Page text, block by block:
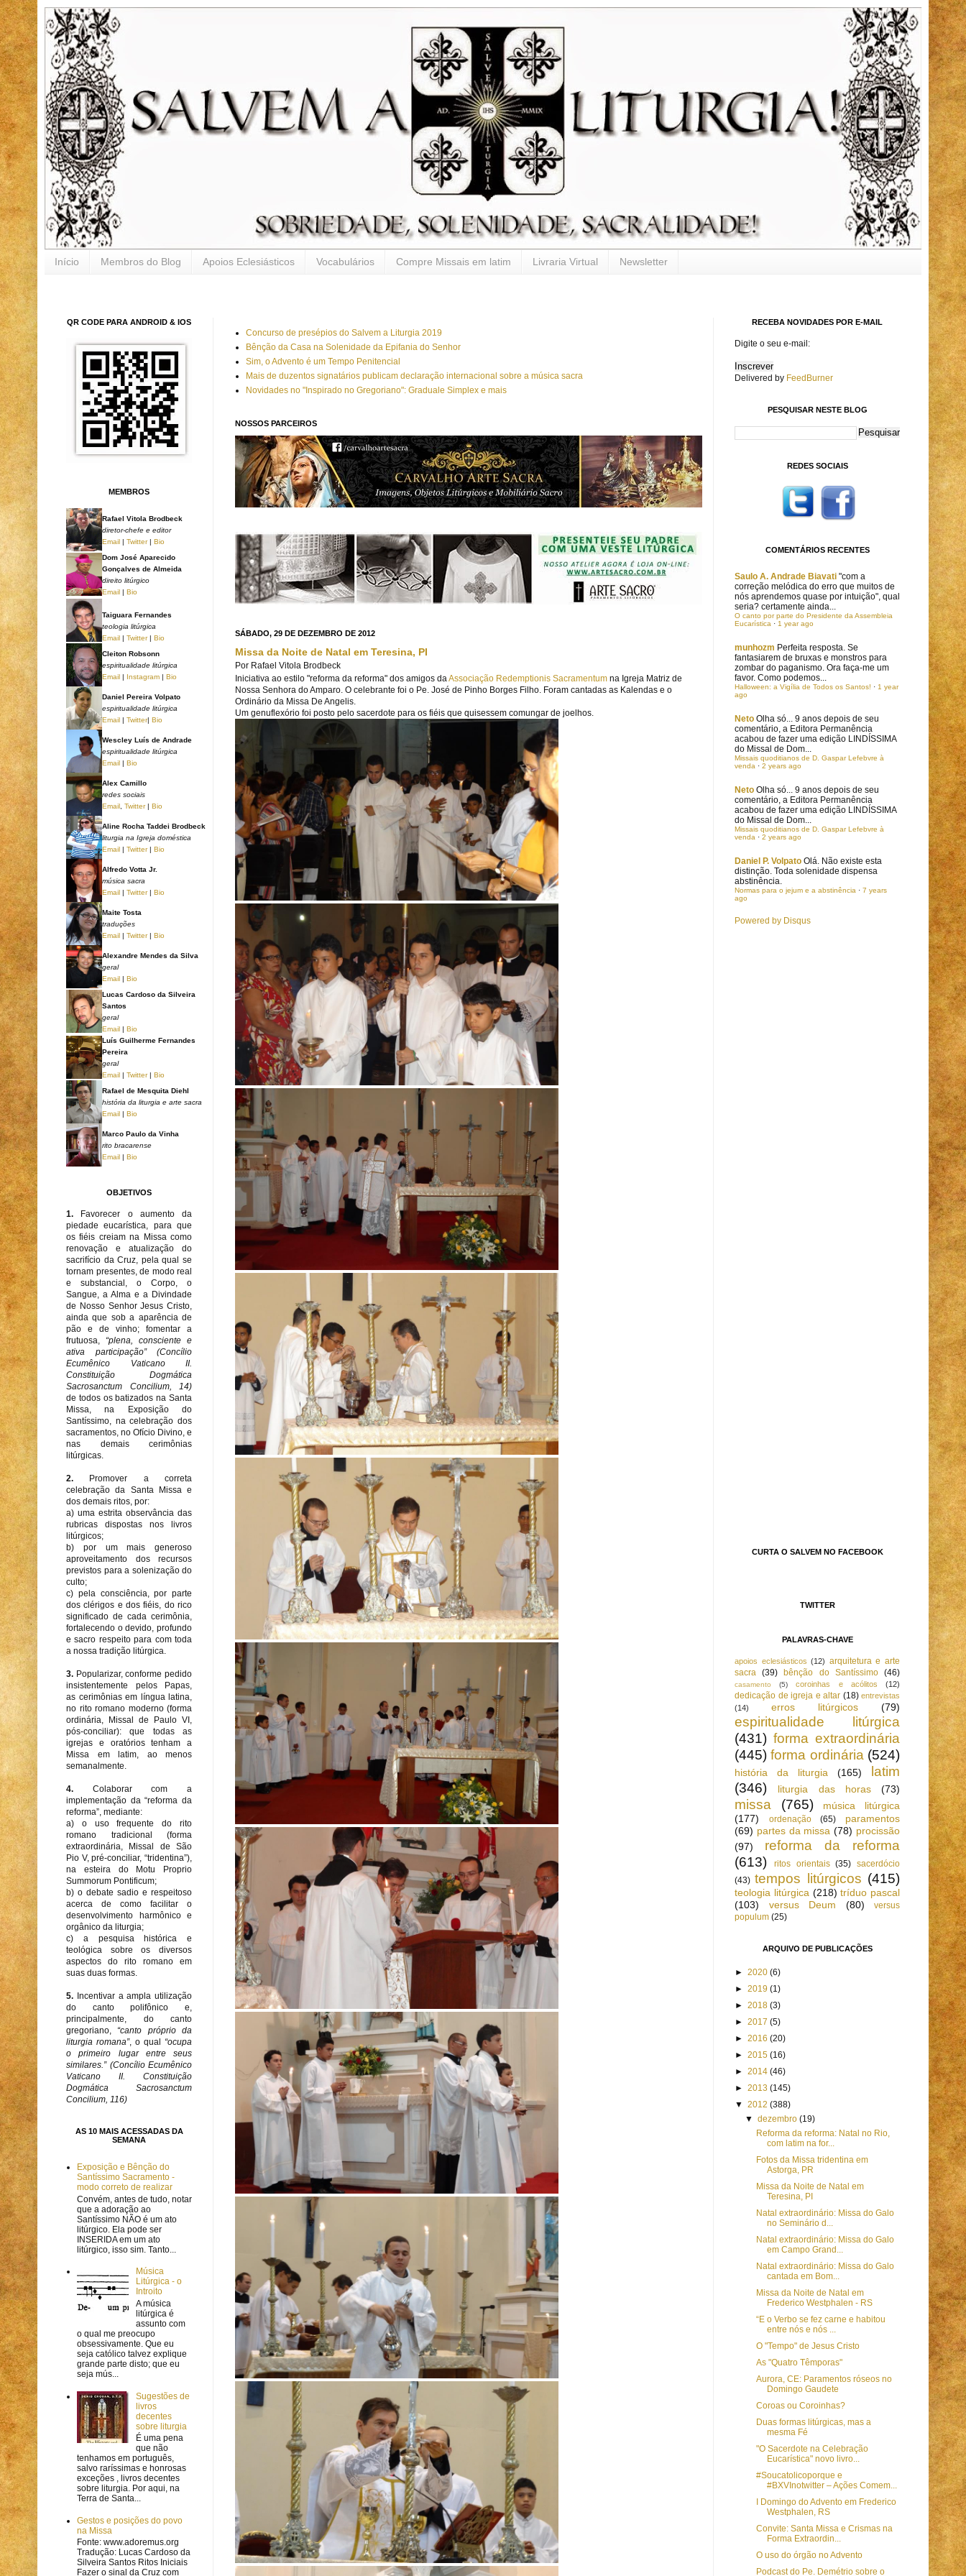
Início Membros do Blog Apoios Eclesiásticos Vocabulários Compre Missais em latim Livraria Virtual Newsletter
Concurso de presépios do Salvem a Liturgia 2019
Bênção da Casa na Solenidade da Epifania do Senhor
Sim, o Advento é um Tempo Penitencial
Mais de duzentos signatários publicam declaração internacional sobre a música sacra
Novidades no "Inspirado no Gregoriano": Graduale Simplex e mais
NOSSOS PARCEIROS
SÁBADO, 29 DE DEZEMBRO DE 2012
Missa da Noite de Natal em Teresina, PI
Por Rafael Vitola Brodbeck
Iniciativa ao estilo "reforma da reforma" dos amigos da Associação Redemptionis Sacramentum na Igreja Matriz de
Nossa Senhora do Amparo. O celebrante foi o Pe. José de Pinho Borges Filho. Foram cantadas as Kalendas e o
Ordinário da Missa De Angelis.
Um genuflexório foi posto pelo sacerdote para os fiéis que quisessem comungar de joelhos.
QR CODE PARA ANDROID & IOS
MEMBROS
Rafael Vitola Brodbeck
diretor-chefe e editor
Email | Twitter| Bio
Dom José Aparecido
Gonçalves de Almeida
direito litúrgico
Email | Bio
Taiguara Fernandes
teologia litúrgica
Email | Twitter| Bio
Cleiton Robsonn
espiritualidade litúrgica
Email | Instagram | Bio
Daniel Pereira Volpato
espiritualidade litúrgica
Email | Twitter| Bio
Wescley Luís de Andrade
espiritualidade litúrgica
Email | Bio
Alex Camillo
redes sociais
Email Twitter| Bio
Aline Rocha Taddei Brodbeck
liturgia na Igreja doméstica
Email | Twitter| Bio
Alfredo Votta Jr.
música sacra
Email | Twitter| Bio
Maite Tosta
traduções
Email | Twitter| Bio
Alexandre Mendes da Silva
geral
Email | Bio
Lucas Cardoso da Silveira
Santos
geral
Email | Bio
Luís Guilherme Fernandes
Pereira
geral
Email | Twitter| Bio
Rafael de Mesquita Diehl
história da liturgia e arte sacra
Email | Bio
Marco Paulo da Vinha
rito bracarense
Email | Bio
OBJETIVOS
1. Favorecer o aumento da
piedade eucarística, para que
os fiéis creiam na Missa como
renovação e atualização do
sacrifício da Cruz, pela qual se
tornam presentes, de modo real
e substancial, o Corpo, o
Sangue, a Alma e a Divindade
de Nosso Senhor Jesus Cristo,
ainda que sob a aparência de
pão e de vinho; fomentar a
frutuosa, “plena, consciente e
ativa participação” (Concílio
Ecumênico Vaticano II.
Constituição Dogmática
Sacrosanctum Concilium, 14)
de todos os batizados na Santa
Missa, na Exposição do
Santíssimo, na celebração dos
sacramentos, no Ofício Divino, e
nas demais cerimônias
litúrgicas.
2.
Promover a correta
celebração da Santa Missa e
dos demais ritos, por:
a) uma estrita observância das
rubricas dispostas nos livros
litúrgicos;
b) por um mais generoso
aproveitamento dos recursos
previstos para a solenização do
culto;
c) pela consciência, por parte
dos clérigos e dos fiéis, do rico
significado de cada cerimônia,
fortalecendo o devido, profundo
e sacro respeito para com toda
a nossa tradição litúrgica.
3. Popularizar, conforme pedido
insistentemente pelos Papas,
as cerimônias em língua latina,
no rito romano moderno (forma
ordinária, Missal de Paulo VI,
pós-conciliar): que todas as
igrejas e oratórios tenham a
Missa em latim, ao menos
semanalmente.
4. Colaborar com a
implementação da “reforma da
reforma”, mediante:
a) o uso frequente do rito
romano tradicional (forma
extraordinária, Missal de São
Pio V, pré-conciliar, “tridentina”),
na esteira do Motu Proprio
Summorum Pontificum;
b) o debate sadio e respeitoso
acerca de como facilitar o
desenvolvimento harmônico e
orgânico da liturgia;
c) a pesquisa histórica e
teológica sobre os diversos
aspectos do rito romano em
suas duas formas.
5. Incentivar a ampla utilização
do canto polifônico e,
principalmente, do canto
gregoriano, “canto próprio da
liturgia romana”, o qual “ocupa
o primeiro lugar entre seus
similares.” (Concílio Ecumênico
Vaticano II. Constituição
Dogmática Sacrosanctum
Concilium, 116)
AS 10 MAIS ACESSADAS DA
SEMANA
Exposição e Bênção do
Santíssimo Sacramento -
modo correto de realizar
Convém, antes de tudo, notar
que a adoração ao
Santíssimo NÃO é um ato
litúrgico. Ela pode ser
INSERIDA em um ato
litúrgico, isso sim. Tanto...
Música
Litúrgica - o
Introito
A música
litúrgica é
assunto com
o qual me preocupo
obsessivamente. Que eu
seja católico talvez explique
grande parte disto; que eu
seja mús...
Sugestões de
livros
decentes
sobre liturgia
É uma pena
que não
tenhamos em português,
salvo raríssimas e honrosas
exceções , livros decentes
sobre liturgia. Por aqui, na
Terra de Santa...
Gestos e posições do povo
na Missa
Fonte: www.adoremus.org
Tradução: Lucas Cardoso da
Silveira Santos Ritos Iniciais
Fazer o sinal da Cruz com
RECEBA NOVIDADES POR E-MAIL
Digite o seu e-mail:
Delivered by FeedBurner
PESQUISAR NESTE BLOG
REDES SOCIAIS
COMENTÁRIOS RECENTES
Saulo A. Andrade Biavati "com a
correção melódica do erro que muitos de
nós aprendemos quase por intuição", qual
seria? certamente ainda...
O canto por parte do Presidente da Assembleia
Eucarística · 1 year ago
munhozm Perfeita resposta. Se
fantasiarem de bruxas e monstros para
zombar do paganismo. Ora faça-me um
favor. Como podemos...
Halloween: a Vigília de Todos os Santos! · 1 year
ago
Neto Olha só... 9 anos depois de seu
comentário, a Editora Permanência
acabou de fazer uma edição LINDÍSSIMA
do Missal de Dom...
Missais quoditianos de D. Gaspar Lefebvre à
venda · 2 years ago
Neto Olha só... 9 anos depois de seu
comentário, a Editora Permanência
acabou de fazer uma edição LINDÍSSIMA
do Missal de Dom...
Missais quoditianos de D. Gaspar Lefebvre à
venda · 2 years ago
Daniel P. Volpato Olá. Não existe esta
distinção. Toda solenidade dispensa
abstinência.
Normas para o jejum e a abstinência · 7 years
ago
Powered by Disqus
CURTA O SALVEM NO FACEBOOK
TWITTER
PALAVRAS-CHAVE
apoios eclesiásticos (12) arquitetura e arte
sacra (39) bênção do Santíssimo (46)
casamento (5) coroinhas e acólitos (12)
dedicação de igreja e altar (18) entrevistas
(14)
erros litúrgicos (79)
espiritualidade litúrgica
(431) forma extraordinária
(445) forma ordinária (524)
história da liturgia (165)
latim
(346)
liturgia das horas (73)
missa (765)
música litúrgica
(177)
ordenação (65)
paramentos
(69) partes da missa (78) procissão
(97)
reforma da reforma
(613)
ritos orientais (35) sacerdócio
(43) tempos litúrgicos (415)
teologia litúrgica (218) tríduo pascal
(103)
versus Deum (80)
versus
populum (25)
ARQUIVO DE PUBLICAÇÕES
► 2020 (6)
► 2019 (1)
► 2018 (3)
► 2017 (5)
► 2016 (20)
► 2015 (16)
► 2014 (46)
► 2013 (145)
▼ 2012 (388)
▼dezembro(19)
Reforma da reforma: Natal no Rio,
com latim na for...
Fotos da Missa tridentina em
Astorga, PR
Missa da Noite de Natal em
Teresina, PI
Natal extraordinário: Missa do Galo
no Seminário d...
Natal extraordinário: Missa do Galo
em Campo Grand...
Natal extraordinário: Missa do Galo
cantada em Bom...
Missa da Noite de Natal em
Frederico Westphalen - RS
“E o Verbo se fez carne e habitou
entre nós e nós ...
O "Tempo" de Jesus Cristo
As "Quatro Têmporas"
Aurora, CE: Paramentos róseos no
Domingo Gaudete
Coroas ou Coroinhas?
Duas formas litúrgicas, mas a
mesma Fé
"O Sacerdote na Celebração
Eucarística" novo livro...
#Soucatolicoporque e
#BXVInotwitter – Ações Comem...
I Domingo do Advento em Frederico
Westphalen, RS
Convite: Santa Missa e Crismas na
Forma Extraordin...
O uso do órgão no Advento
Podcast do Pe. Demétrio sobre o